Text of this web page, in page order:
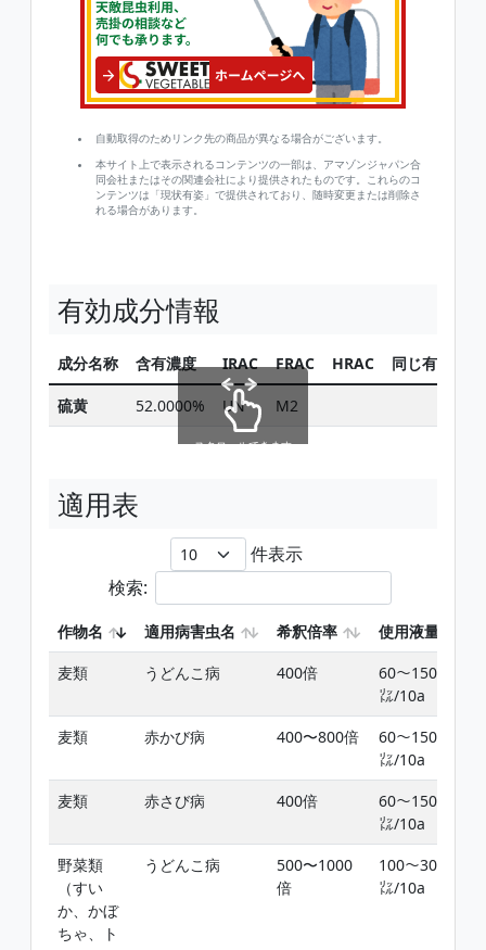
自動取得のためリンク先の商品が異なる場合がございます。
本サイト上で表示されるコンテンツの一部は、アマゾンジャパン合
同会社またはその関連会社により提供されたものです。これらのコ
ンテンツは「現状有姿」で提供されており、随時変更または削除さ
れる場合があります。
有効成分情報
成分名称 含有濃度 IRAC FRAC HRAC 同じ有効成
硫黄 52.0000% UN M2
スクロールできます
適用表
件表示
検索:
作物名 適用病害虫名 希釈倍率 使用液量
麦類
うどんこ病 400倍
60〜150
㍑/10a
麦類
赤かび病 400〜800倍
60〜150
㍑/10a
麦類
赤さび病 400倍
60〜150
㍑/10a
野菜類
（すい
か、かぼ
ちゃ、ト
うどんこ病
500〜1000
倍
100〜300
㍑/10a